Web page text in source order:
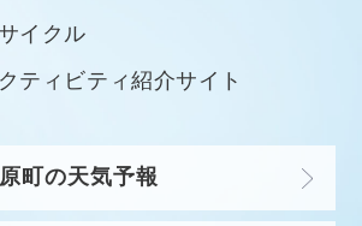
イクル
ティビティ紹介サイト
町の天気予報